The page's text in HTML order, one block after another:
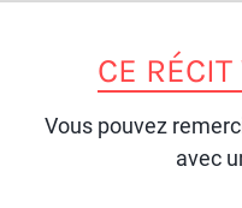
CE
Vous pouvez
avec